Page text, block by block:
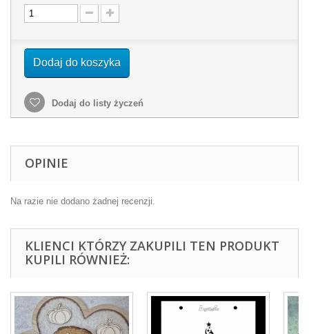
Dodaj do koszyka
Dodaj do listy życzeń
OPINIE
Na razie nie dodano żadnej recenzji.
KLIENCI KTÓRZY ZAKUPILI TEN PRODUKT
KUPILI RÓWNIEŻ: